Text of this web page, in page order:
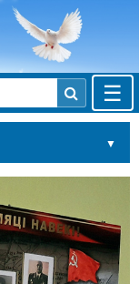
☰
